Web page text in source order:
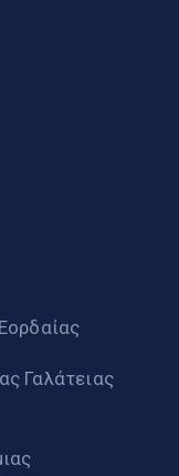
Γαλάτειας